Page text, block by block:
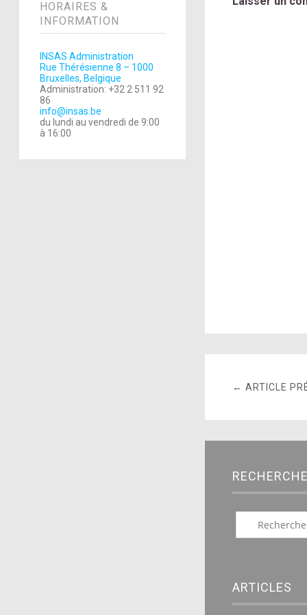
HORAIRES &
INFORMATION
INSAS Administration
Rue Thérésienne 8 – 1000
Bruxelles, Belgique
Administration: +32 2 511 92
86
info@insas.be
du lundi au vendredi de 9:00
à 16:00
← ARTICLE
RECHERCHE
ARTICLES